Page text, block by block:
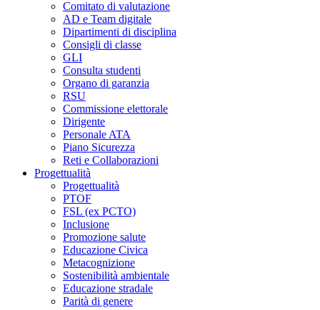
Comitato di valutazione
AD e Team digitale
Dipartimenti di disciplina
Consigli di classe
GLI
Consulta studenti
Organo di garanzia
RSU
Commissione elettorale
Dirigente
Personale ATA
Piano Sicurezza
Reti e Collaborazioni
Progettualità
Progettualità
PTOF
FSL (ex PCTO)
Inclusione
Promozione salute
Educazione Civica
Metacognizione
Sostenibilità ambientale
Educazione stradale
Parità di genere